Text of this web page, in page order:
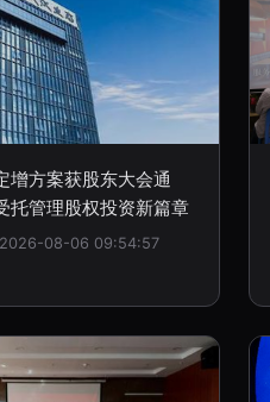
增方案获股东大会通
托管理股权投资新篇章
2026-08-06 09:54:57